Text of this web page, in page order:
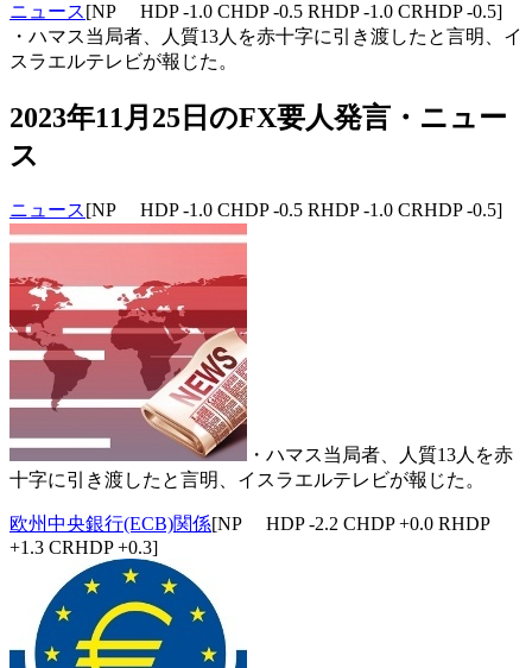
ニュース[NP HDP -1.0 CHDP -0.5 RHDP -1.0 CRHDP -0.5]
・ハマス当局者、人質13人を赤十字に引き渡したと言明、イ
スラエルテレビが報じた。
2023年11月25日のFX要人発言・ニュー
ス
ニュース[NP HDP -1.0 CHDP -0.5 RHDP -1.0 CRHDP -0.5]
・ハマス当局者、人質13人を赤
十字に引き渡したと言明、イスラエルテレビが報じた。
欧州中央銀行(ECB)関係[NP HDP -2.2 CHDP +0.0 RHDP
+1.3 CRHDP +0.3]